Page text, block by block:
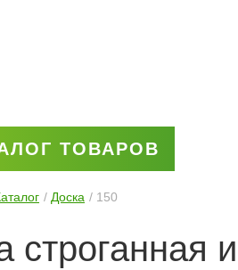
ТОВАРОВ
Доска 150
строганная